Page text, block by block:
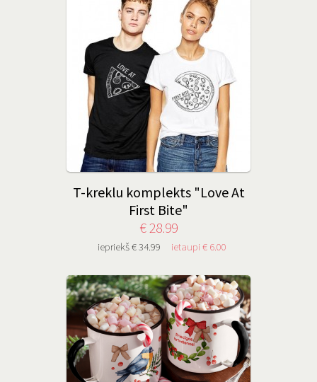
T-kreklu komplekts "Love At
First Bite"
€ 28.99
iepriekš € 34.99 ietaupi € 6.00